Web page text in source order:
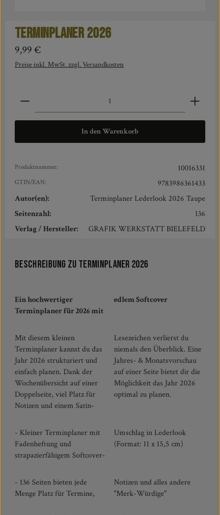
Terminplaner 2026
Regulärer Preis:
9,99 €
Preise inkl. MwSt. zzgl. Versandkosten
Produkt Anzahl: Gib den gewünschten Wert ein oder
In den Warenkorb
Produktnummer: 10016331
GTIN/EAN:
9783986361433
Autor(en):
Terminplaner Lederlook 2026 Taupe
Seitenzahl:
136
Verlag / Hersteller:
GRAFIK WERKSTATT BIELEFELD
Beschreibung zu Terminplaner 2026
Ein hochwertiger
Terminplaner für 2026 mit
edlem Softcover
Mit diesem kleinen
Terminplaner kannst du das
Jahr 2026 strukturiert und
einfach planen. Dank der
Wochenübersicht auf einer
Doppelseite, viel Platz für
Notizen und einem Satin-
Lesezeichen verlierst du
niemals den Überblick. Eine
Jahres- & Monatsvorschau
auf einer Seite bietet dir die
Möglichkeit das Jahr 2026
optimal zu planen.
- Kleiner Terminplaner mit
Fadenheftung und
strapazierfähigem Softcover-
Umschlag in Lederlook
(Format: 11 x 15,5 cm)
- 136 Seiten bieten jede
Menge Platz für Termine,
Notizen und alles andere
"Merk-Würdige"